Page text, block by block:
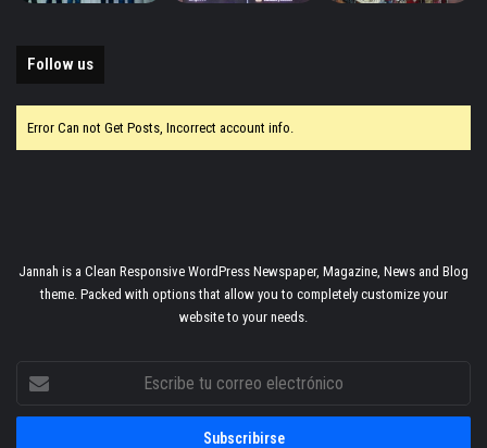
Follow us
Error Can not Get Posts, Incorrect account info.
Jannah is a Clean Responsive WordPress Newspaper, Magazine, News and Blog
theme. Packed with options that allow you to completely customize your
website to your needs.
correo